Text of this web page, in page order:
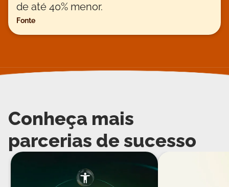
de até 40% menor.
Fonte
Conheça mais
parcerias de sucesso